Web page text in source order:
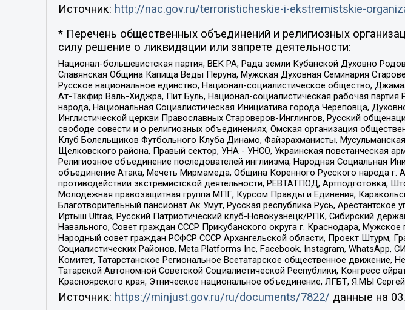
Источник: http://nac.gov.ru/terroristicheskie-i-ekstremistskie-
* Перечень общественных объединений и религиозных
силу решение о ликвидации или запрете деятельности:
Национал-большевистская партия, ВЕК РА, Рада земли Кубанской Духовно
Славянская Община Капища Веды Перуна, Мужская Духовная Семинария
Русское национальное единство, Национал-социалистическое общество,
Ат-Такфир Валь-Хиджра, Пит Буль, Национал-социалистическая рабочая
народа, Национальная Социалистическая Инициатива города Череповца,
Инглистической церкви Православных Староверов-Инглингов, Русский
свободе совести и о религиозных объединениях, Омская организация
Клуб Болельщиков Футбольного Клуба Динамо, Файзрахманисты,
Щелковского района, Правый сектор, УНА - УНСО, Украинская повстанческая
Религиозное объединение последователей инглиизма, Народная Социальная
объединение Атака, Мечеть Мирмамеда, Община Коренного Русского народа
противодействии экстремистской деятельности, РЕВТАТПОД, Артподготовка,
Молодежная правозащитная группа МПГ, Курсом Правды и Единения,
Благотворительный пансионат Ак Умут, Русская республика Русь,
Иртыш Ultras, Русский Патриотический клуб-Новокузнецк/РПК, Сибирский
Навального, Совет граждан СССР Прикубанского округа г. Краснодара,
Народный совет граждан РСФСР СССР Архангельской области, Проект Штурм,
Социалистических Районов, Meta Platforms Inc, Facebook, Instagram, WhatsApp,
Комитет, Татарстанское Региональное Всетатарское общественное
Татарской Автономной Советской Социалистической Республики, Конгресс
Красноярского края, Этническое национальное объединение, ЛГБТ, Я.МЫ
Источник: https://minjust.gov.ru/ru/documents/7822/ данные на